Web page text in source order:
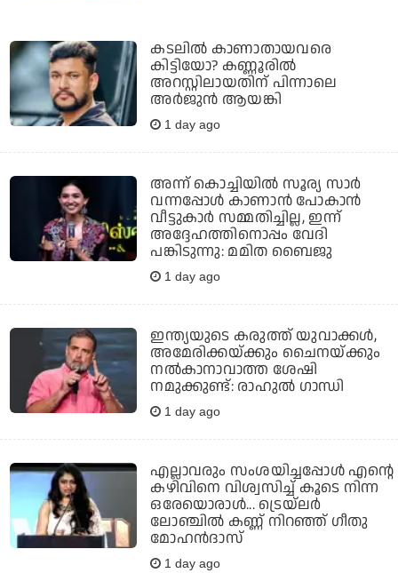
കടലില്‍ കാണാതായവരെ
കിട്ടിയോ? കണ്ണൂരില്‍
അറസ്റ്റിലായതിന് പിന്നാലെ
അര്‍ജുന്‍ ആയങ്കി
1 day ago
അന്ന് കൊച്ചിയില്‍ സൂര്യ സാര്‍
വന്നപ്പോള്‍ കാണാന്‍ പോകാന്‍
വീട്ടുകാര്‍ സമ്മതിച്ചില്ല, ഇന്ന്
അദ്ദേഹത്തിനൊപ്പം വേദി
പങ്കിടുന്നു: മമിത ബൈജു
1 day ago
ഇന്ത്യയുടെ കരുത്ത് യുവാക്കള്‍,
അമേരിക്കയ്ക്കും ചൈനയ്ക്കും
നല്‍കാനാവാത്ത ശേഷി
നമുക്കുണ്ട്: രാഹുല്‍ ഗാന്ധി
1 day ago
എല്ലാവരും സംശയിച്ചപ്പോള്‍ എന്റെ
കഴിവിനെ വിശ്വസിച്ച് കൂടെ നിന്ന
ഒരേയൊരാള്‍... ട്രെയ്‌ലര്‍
ലോഞ്ചില്‍ കണ്ണ് നിറഞ്ഞ് ഗീതു
മോഹന്‍ദാസ്
1 day ago